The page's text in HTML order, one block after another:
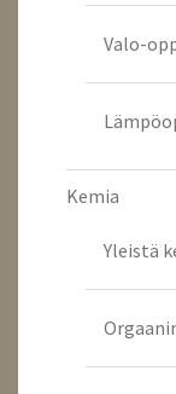
Valo-
Kemia
Yleistä